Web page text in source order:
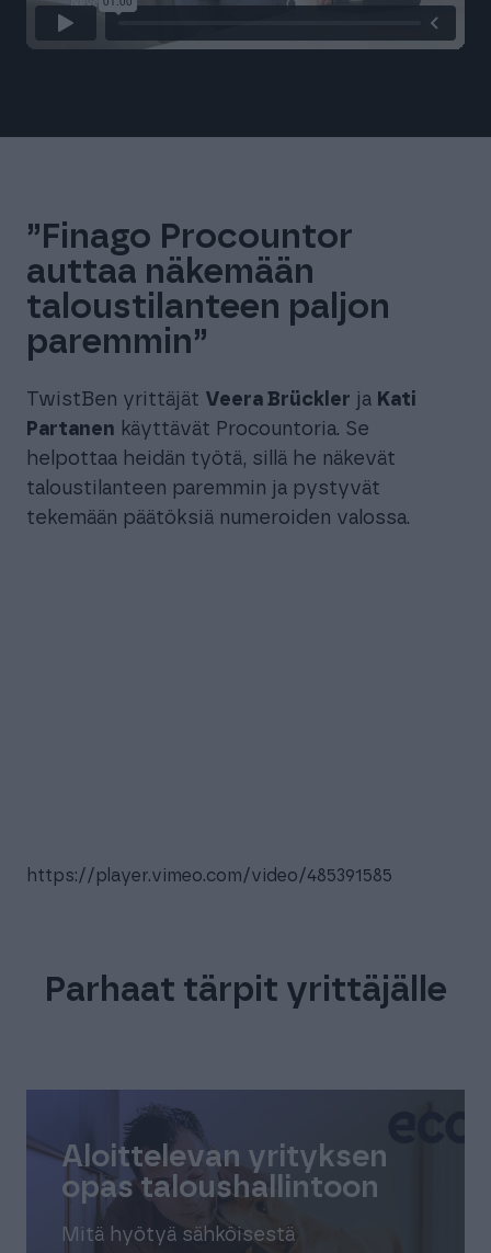
”Finago Procountor
auttaa näkemään
taloustilanteen paljon
paremmin”
TwistBen yrittäjät Veera Brückler ja Kati
Partanen käyttävät Procountoria. Se
helpottaa heidän työtä, sillä he näkevät
taloustilanteen paremmin ja pystyvät
tekemään päätöksiä numeroiden valossa.
https://player.vimeo.com/video/485391585
Parhaat tärpit yrittäjälle
Aloittelevan yrityksen
opas taloushallintoon
Mitä hyötyä sähköisestä